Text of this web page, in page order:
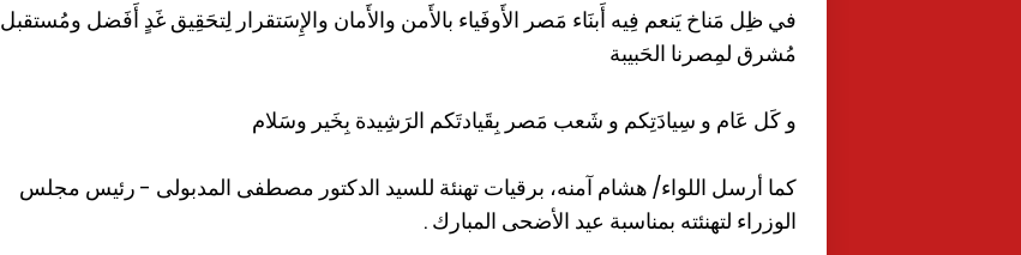
في ظِل مَناخ يَنعم فِيه أَبنَاء مَصر الأَوفَياء بالأَمن والأَمان والإِسَتقرار لِتحَقِيق غَدٍ أَفَضل ومُستقبل
مُشرق لمِصرنا الحَبيبة
و كَل عَام و سِيادَتِكم و شَعب مَصر بِقَيادتَكم الرَشِيدة بِخَير وسَلام
كما أرسل اللواء/ هشام آمنه، برقيات تهنئة للسيد الدكتور مصطفى المدبولى - رئيس مجلس
الوزراء لتهنئته بمناسبة عيد الأضحى المبارك .